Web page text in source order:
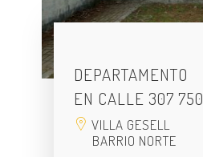
DEPARTAMENTO
EN CALLE 307 750
VILLA GESELL
BARRIO NORTE